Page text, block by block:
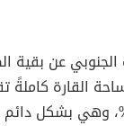
عن بقية
القارة كاملةً
جدًا تصل لِـ98%، وهي